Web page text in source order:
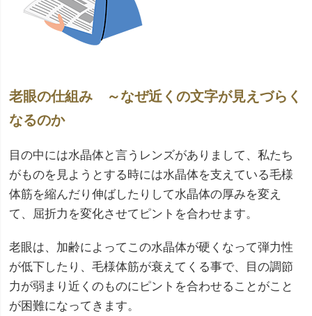
老眼の仕組み ～なぜ近くの文字が見えづらく
なるのか
目の中には水晶体と言うレンズがありまして、私たち
がものを見ようとする時には水晶体を支えている毛様
体筋を縮んだり伸ばしたりして水晶体の厚みを変え
て、屈折力を変化させてピントを合わせます。
老眼は、加齢によってこの水晶体が硬くなって弾力性
が低下したり、毛様体筋が衰えてくる事で、目の調節
力が弱まり近くのものにピントを合わせることがこと
が困難になってきます。